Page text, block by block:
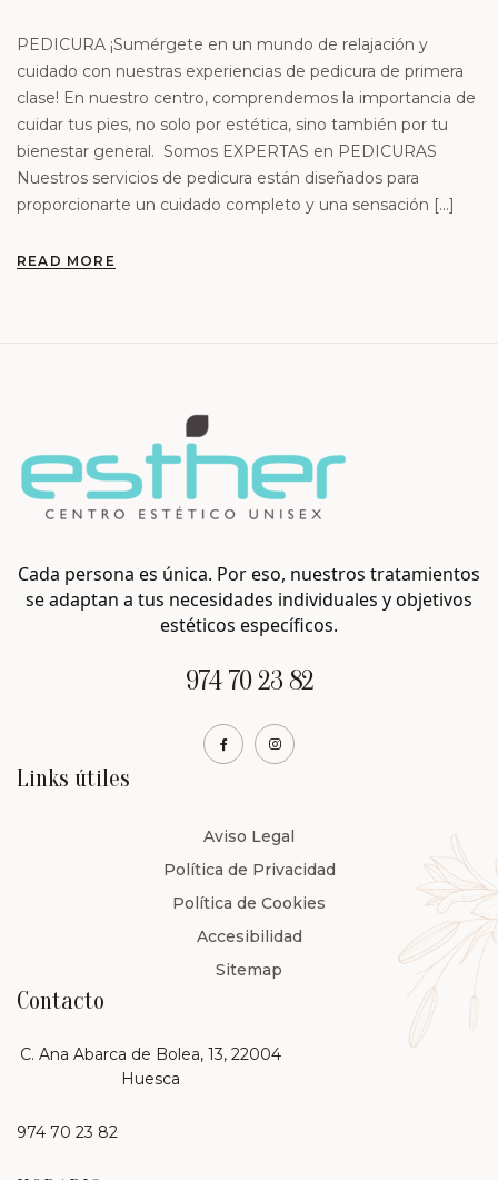
PEDICURA ¡Sumérgete en un mundo de relajación y
cuidado con nuestras experiencias de pedicura de primera
clase! En nuestro centro, comprendemos la importancia de
cuidar tus pies, no solo por estética, sino también por tu
bienestar general. Somos EXPERTAS en PEDICURAS
Nuestros servicios de pedicura están diseñados para
proporcionarte un cuidado completo y una sensación […]
READ MORE
Links útiles
Aviso Legal
Política de Privacidad
Política de Cookies
Accesibilidad
Sitemap
Cada persona es única. Por eso, nuestros tratamientos
se adaptan a tus necesidades individuales y objetivos
estéticos específicos.
974 70 23 82
Contacto
C. Ana Abarca de Bolea, 13, 22004
Huesca
974 70 23 82